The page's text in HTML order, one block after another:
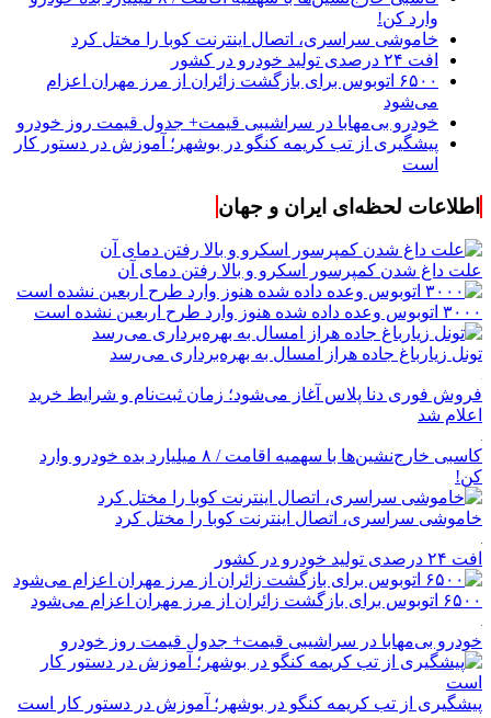
وارد کن!
خاموشی سراسری، اتصال اینترنت کوبا را مختل کرد
افت ۲۴ درصدی تولید خودرو در کشور
۶۵۰۰ اتوبوس برای بازگشت زائران از مرز مهران اعزام
می‌شود
خودرو بی‌مهابا در سراشیبی قیمت+ جدول قیمت روز خودرو
پیشگیری از تب کریمه کنگو در بوشهر؛ آموزش در دستور کار
است
اطلاعات لحظه‌ای ایران و جهان
علت داغ شدن کمپرسور اسکرو و بالا رفتن دمای آن
۳۰۰۰ اتوبوس وعده داده شده هنوز وارد طرح اربعین نشده است
تونل زیارباغ جاده هراز امسال به بهره‌برداری می‌رسد
فروش فوری دنا پلاس آغاز می‌شود؛ زمان ثبت‌نام و شرایط خرید
اعلام شد
کاسبی خارج‌نشین‌ها با سهمیه اقامت / ۸ میلیارد بده خودرو وارد
کن!
خاموشی سراسری، اتصال اینترنت کوبا را مختل کرد
افت ۲۴ درصدی تولید خودرو در کشور
۶۵۰۰ اتوبوس برای بازگشت زائران از مرز مهران اعزام می‌شود
خودرو بی‌مهابا در سراشیبی قیمت+ جدول قیمت روز خودرو
پیشگیری از تب کریمه کنگو در بوشهر؛ آموزش در دستور کار است